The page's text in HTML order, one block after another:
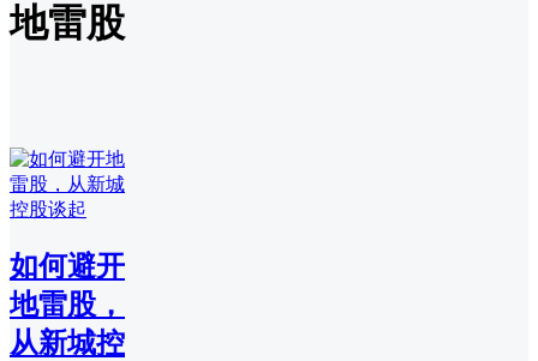
地雷股
如何避开
地雷股，
从新城控